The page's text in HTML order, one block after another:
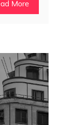
More